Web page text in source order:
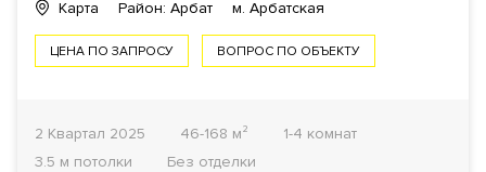
Карта
Район: Арбат м. Арбатская
ЦЕНА ПО ЗАПРОСУ ВОПРОС ПО ОБЪЕКТУ
2 Квартал 2025 46-168 м²
1-4 комнат
3.5 м потолки
Без отделки